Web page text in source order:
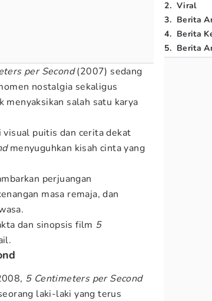
per Second(2007) sedang
nostalgia sekaligus
menyaksikan salah satu karya
puitis dan cerita dekat
menyuguhkan kisah cinta yang
perjuangan
masa remaja, dan
dan sinopsis film 5
5 Centimeters per Second
laki-laki yang terus
2. Viral
3. Berita
4. Berita
5. Berita